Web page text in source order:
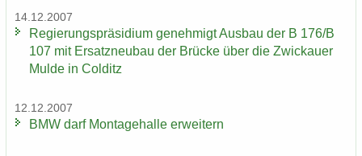
14.12.2007
Re­gie­rungs­prä­si­di­um ge­neh­migt Aus­bau der B 176/B
107 mit Er­satz­neu­bau der Brü­cke über die Zwi­ckau­er
Mulde in Col­ditz
12.12.2007
BMW darf Mon­ta­ge­hal­le er­wei­tern